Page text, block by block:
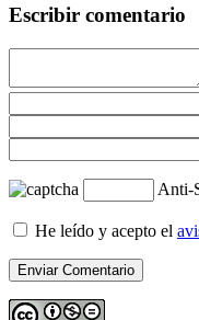
Escribir comentario
Anti-
He leído y acepto el